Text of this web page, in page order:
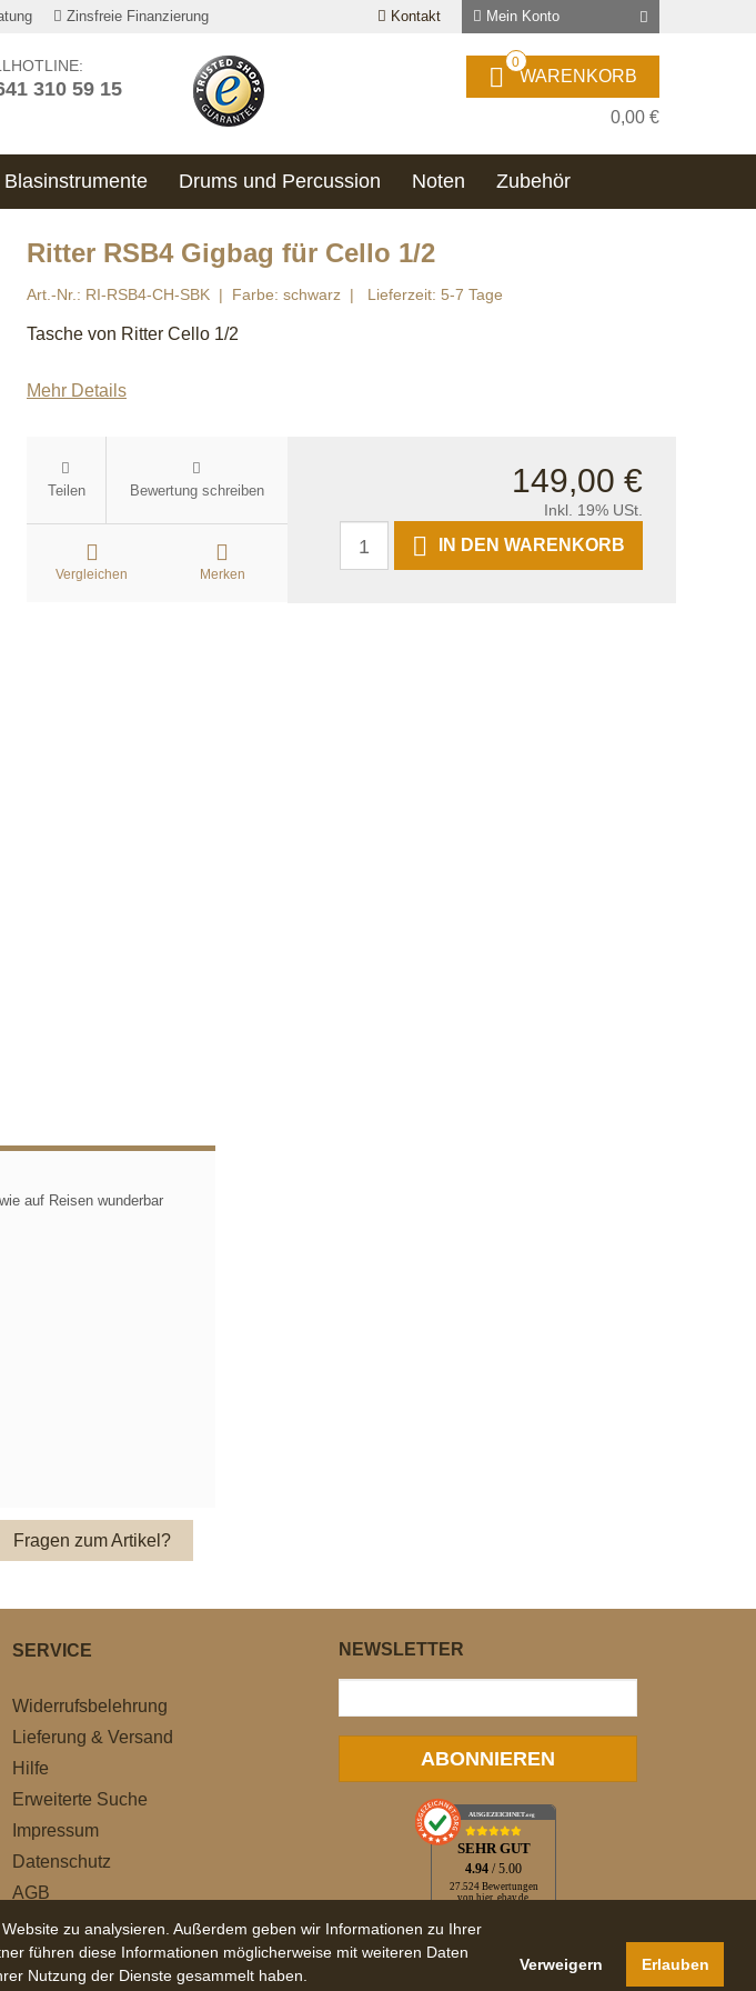
zu analysieren. Außerdem geben wir Informationen zu Ihrer
führen diese Informationen möglicherweise mit weiteren Daten
Nutzung der Dienste gesammelt haben.
Verweigern Erlauben
Zinsfreie Finanzierung Kontakt Mein Konto
310 59 15
WARENKORB
0
0,00 €
Blasinstrumente Drums und Percussion Noten Zubehör
Ritter RSB4 Gigbag für Cello 1/2
Art.-Nr.: RI-RSB4-CH-SBK Farbe: schwarz Lieferzeit: 5-7 Tage
Tasche von Ritter Cello 1/2
Mehr Details
Teilen Bewertung schreiben
Vergleichen Merken
149,00 €
Inkl. 19% USt.
IN DEN WARENKORB
auf Reisen wunderbar
Fragen zum Artikel?
SERVICE
Widerrufsbelehrung
Lieferung & Versand
Hilfe
Erweiterte Suche
Impressum
Datenschutz
AGB
NEWSLETTER
ABONNIEREN
AUSGEZEICHNET.org
SEHR GUT
4.94/ 5.00
27.524 Bewertungen
von hier, ebay.de,
Hinweis zu den Bewertungen